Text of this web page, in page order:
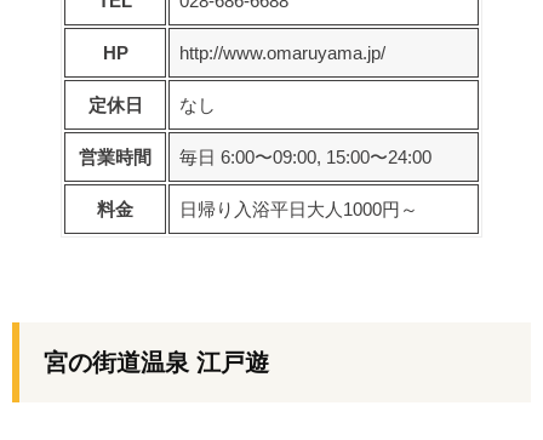
HP http://www.omaruyama.jp/
定休日 なし
営業時間 毎日 6:00〜09:00, 15:00〜24:00
料金 日帰り入浴平日大人1000円～
宮の街道温泉 江戸遊